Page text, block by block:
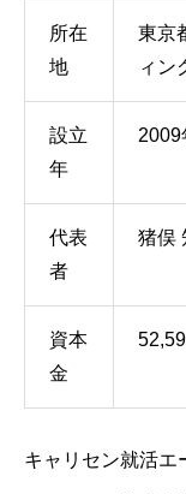
所在
地
東京
ィン
設立
年
2009
代表
者
猪俣
資本
金
キャリセン就活エ